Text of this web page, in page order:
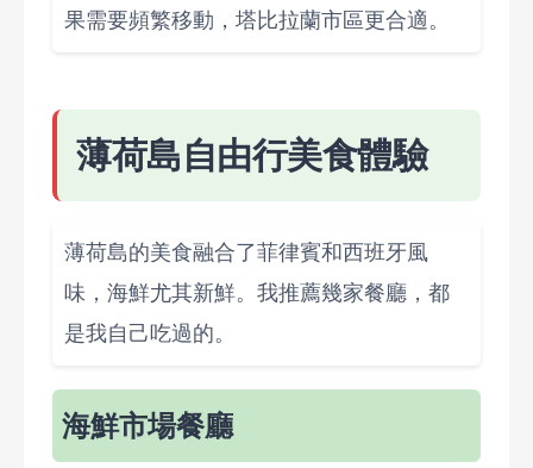
果需要頻繁移動，塔比拉蘭市區更合適。
薄荷島自由行美食體驗
薄荷島的美食融合了菲律賓和西班牙風
味，海鮮尤其新鮮。我推薦幾家餐廳，都
是我自己吃過的。
海鮮市場餐廳